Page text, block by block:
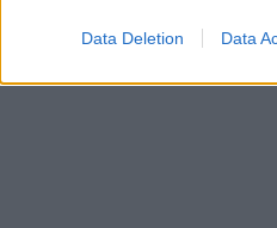
Data Deletion Data
ΔΕΙΤΕ ΕΠΙΣΗΣ